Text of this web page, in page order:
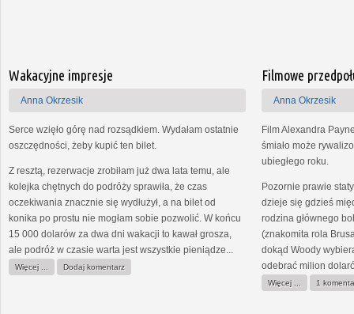
Wakacyjne impresje
Anna Okrzesik
Serce wzięło górę nad rozsądkiem. Wydałam ostatnie
oszczędności, żeby kupić ten bilet.
Z resztą, rezerwacje zrobiłam już dwa lata temu, ale
kolejka chętnych do podróży sprawiła, że czas
oczekiwania znacznie się wydłużył, a na bilet od
konika po prostu nie mogłam sobie pozwolić. W końcu
15 000 dolarów za dwa dni wakacji to kawał grosza,
ale podróż w czasie warta jest wszystkie pieniądze...
Więcej ... Dodaj komentarz
Filmowe
Anna Okrzesik
Film Alexandra
śmiało może
ubiegłego roku.
Pozornie prawie
dzieje się gdzieś
rodzina głównego
(znakomita rola
dokąd Woody
odebrać milion
Więcej ... 1